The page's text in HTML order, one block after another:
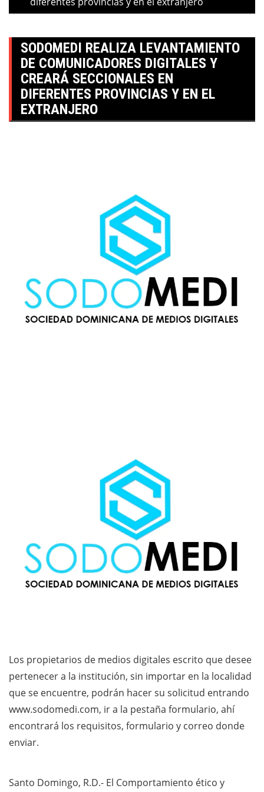
SODOMEDI REALIZA LEVANTAMIENTO
DE COMUNICADORES DIGITALES Y
CREARÁ SECCIONALES EN
DIFERENTES PROVINCIAS Y EN EL
EXTRANJERO
Los propietarios de medios digitales escrito que desee
pertenecer a la institución, sin importar en la localidad
que se encuentre, podrán hacer su solicitud entrando
www.sodomedi.com, ir a la pestaña formulario, ahí
encontrará los requisitos, formulario y correo donde
enviar.
Santo Domingo, R.D.- El Comportamiento ético y